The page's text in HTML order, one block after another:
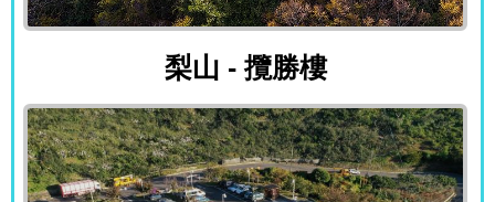
梨山 - 攬勝樓
梨山 - 攬勝樓